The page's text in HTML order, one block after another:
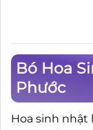
Bó Hoa
Phước
Hoa sinh nhật